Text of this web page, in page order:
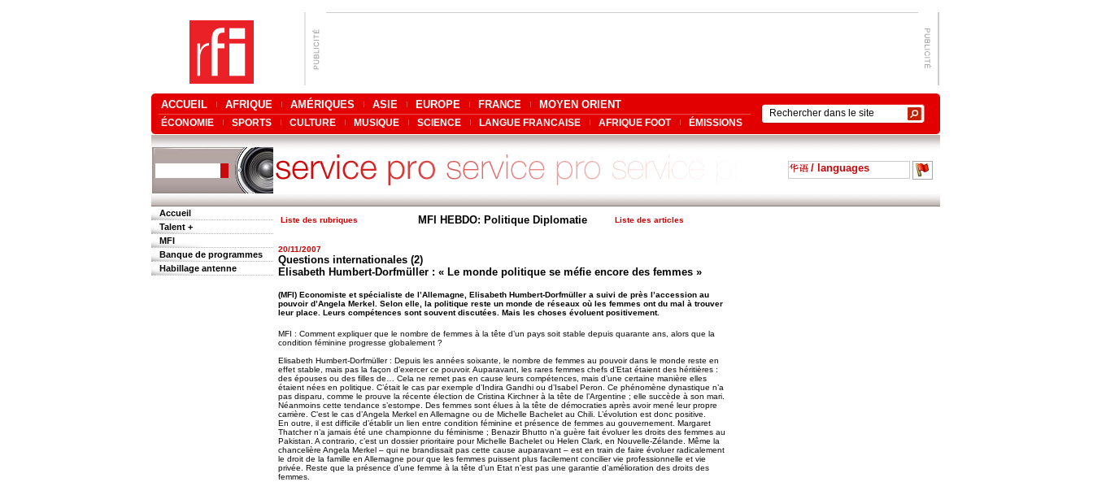
ACCUEIL AFRIQUE AMÉRIQUES ASIE EUROPE FRANCE MOYEN ORIENT
ÉCONOMIE SPORTS CULTURE MUSIQUE SCIENCE LANGUE FRANCAISE AFRIQUE FOOT ÉMISSIONS
/ languages
Accueil
Talent +
MFI
Banque de programmes
Habillage antenne
Liste des rubriques MFI HEBDO: Politique Diplomatie Liste des articles
20/11/2007
Questions internationales (2)
Elisabeth Humbert-Dorfmüller : « Le monde politique se méfie encore des femmes »
(MFI) Economiste et spécialiste de l’Allemagne, Elisabeth Humbert-Dorfmüller a suivi de près l’accession au
pouvoir d’Angela Merkel. Selon elle, la politique reste un monde de réseaux où les femmes ont du mal à trouver
leur place. Leurs compétences sont souvent discutées. Mais les choses évoluent positivement.
MFI : Comment expliquer que le nombre de femmes à la tête d’un pays soit stable depuis quarante ans, alors que la
condition féminine progresse globalement ?
Elisabeth Humbert-Dorfmüller : Depuis les années soixante, le nombre de femmes au pouvoir dans le monde reste en
effet stable, mais pas la façon d’exercer ce pouvoir. Auparavant, les rares femmes chefs d’Etat étaient des héritières :
des épouses ou des filles de… Cela ne remet pas en cause leurs compétences, mais d’une certaine manière elles
étaient nées en politique. C’était le cas par exemple d’Indira Gandhi ou d’Isabel Peron. Ce phénomène dynastique n’a
pas disparu, comme le prouve la récente élection de Cristina Kirchner à la tête de l’Argentine ; elle succède à son mari.
Néanmoins cette tendance s’estompe. Des femmes sont élues à la tête de démocraties après avoir mené leur propre
carrière. C’est le cas d’Angela Merkel en Allemagne ou de Michelle Bachelet au Chili. L’évolution est donc positive.
En outre, il est difficile d’établir un lien entre condition féminine et présence de femmes au gouvernement. Margaret
Thatcher n’a jamais été une championne du féminisme ; Benazir Bhutto n’a guère fait évoluer les droits des femmes au
Pakistan. A contrario, c’est un dossier prioritaire pour Michelle Bachelet ou Helen Clark, en Nouvelle-Zélande. Même la
chancelière Angela Merkel – qui ne brandissait pas cette cause auparavant – est en train de faire évoluer radicalement
le droit de la famille en Allemagne pour que les femmes puissent plus facilement concilier vie professionnelle et vie
privée. Reste que la présence d’une femme à la tête d’un Etat n’est pas une garantie d’amélioration des droits des
femmes.